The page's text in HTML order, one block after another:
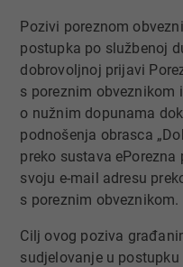
Pozivi poreznom
postupka po službenoj
dobrovoljnoj prijavi
s poreznim
o nužnim dopunama
podnošenja obrasca
preko sustava
svoju e-mail adresu
s poreznim obveznikom.
Cilj ovog poziva
sudjelovanje u